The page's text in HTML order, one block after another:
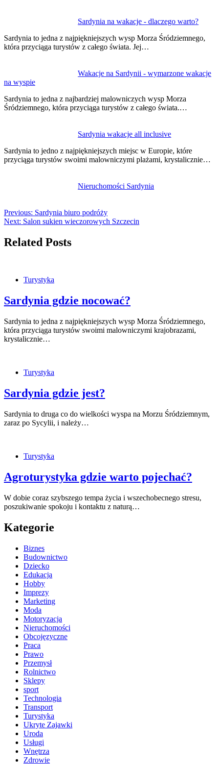
Sardynia na wakacje - dlaczego warto?
Sardynia to jedna z najpiękniejszych wysp Morza Śródziemnego,
która przyciąga turystów z całego świata. Jej…
Wakacje na Sardynii - wymarzone wakacje
na wyspie
Sardynia to jedna z najbardziej malowniczych wysp Morza
Śródziemnego, która przyciąga turystów z całego świata.…
Sardynia wakacje all inclusive
Sardynia to jedno z najpiękniejszych miejsc w Europie, które
przyciąga turystów swoimi malowniczymi plażami, krystalicznie…
Nieruchomości Sardynia
Previous: Sardynia biuro podróży
Next: Salon sukien wieczorowych Szczecin
Related Posts
Turystyka
Sardynia gdzie nocować?
Sardynia to jedna z najpiękniejszych wysp Morza Śródziemnego,
która przyciąga turystów swoimi malowniczymi krajobrazami,
krystalicznie…
Turystyka
Sardynia gdzie jest?
Sardynia to druga co do wielkości wyspa na Morzu Śródziemnym,
zaraz po Sycylii, i należy…
Turystyka
Agroturystyka gdzie warto pojechać?
W dobie coraz szybszego tempa życia i wszechobecnego stresu,
poszukiwanie spokoju i kontaktu z naturą…
Kategorie
Biznes
Budownictwo
Dziecko
Edukacja
Hobby
Imprezy
Marketing
Moda
Motoryzacja
Nieruchomości
Obcojęzyczne
Praca
Prawo
Przemysł
Rolnictwo
Sklepy
sport
Technologia
Transport
Turystyka
Ukryte Zajawki
Uroda
Usługi
Wnętrza
Zdrowie